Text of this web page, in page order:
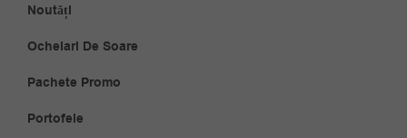
Noutăți
Ochelari De Soare
Pachete Promo
Portofele